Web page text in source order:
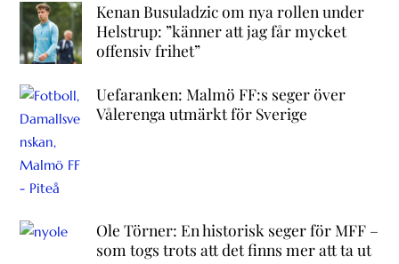
Kenan Busuladzic om nya rollen under
Helstrup: ”känner att jag får mycket
offensiv frihet”
Uefaranken: Malmö FF:s seger över
Vålerenga utmärkt för Sverige
Ole Törner: En historisk seger för MFF –
som togs trots att det finns mer att ta ut